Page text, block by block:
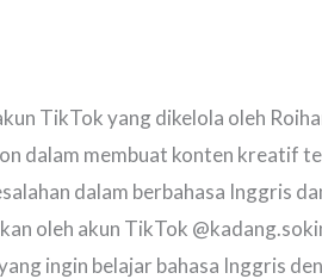
TikTok yang dikelola oleh
dalam membuat konten kreatif
dalam berbahasa Inggris
oleh akun TikTok
ingin belajar bahasa Inggris